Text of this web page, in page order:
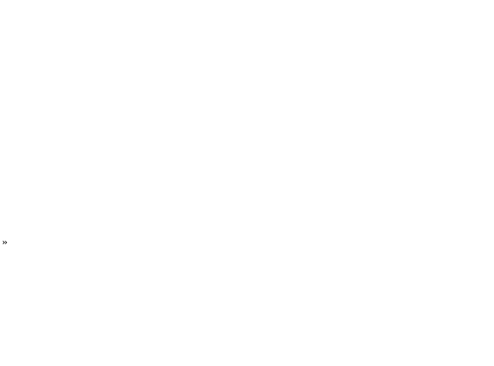
»